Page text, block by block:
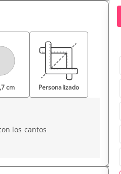
cm Personalizado
los cantos